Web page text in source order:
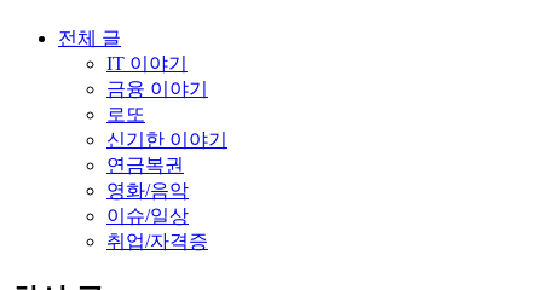
전체 글
IT 이야기
금융 이야기
로또
신기한 이야기
연금복권
영화/음악
이슈/일상
취업/자격증